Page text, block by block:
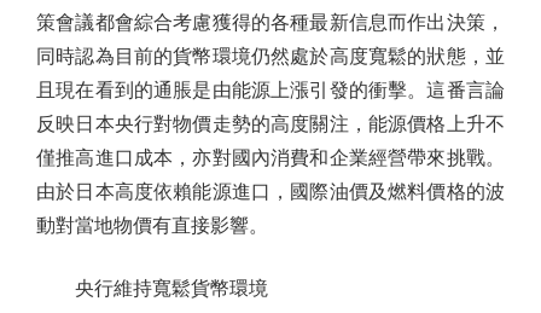
策會議都會綜合考慮獲得的各種最新信息而作出決策，
同時認為目前的貨幣環境仍然處於高度寬鬆的狀態，並
且現在看到的通脹是由能源上漲引發的衝擊。這番言論
反映日本央行對物價走勢的高度關注，能源價格上升不
僅推高進口成本，亦對國內消費和企業經營帶來挑戰。
由於日本高度依賴能源進口，國際油價及燃料價格的波
動對當地物價有直接影響。
央行維持寬鬆貨幣環境